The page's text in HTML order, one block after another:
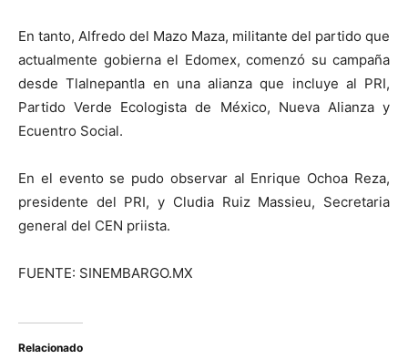
En tanto, Alfredo del Mazo Maza, militante del partido que
actualmente gobierna el Edomex, comenzó su campaña
desde Tlalnepantla en una alianza que incluye al PRI,
Partido Verde Ecologista de México, Nueva Alianza y
Ecuentro Social.
En el evento se pudo observar al Enrique Ochoa Reza,
presidente del PRI, y Cludia Ruiz Massieu, Secretaria
general del CEN priista.
FUENTE: SINEMBARGO.MX
Relacionado